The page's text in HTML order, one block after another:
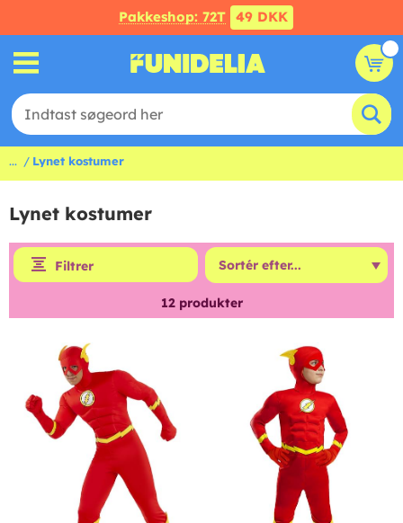
Pakkeshop: 72T 49 DKK
... Lynet kostumer
Lynet kostumer
Filtrer
12produkter